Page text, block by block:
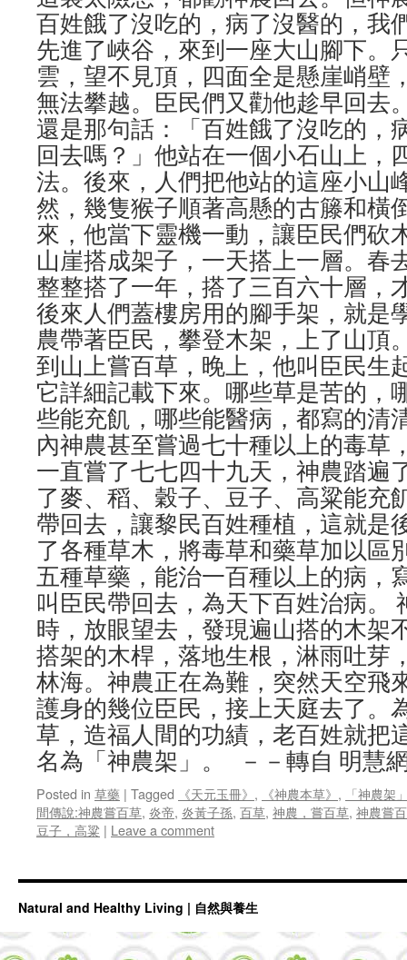
百姓餓了沒吃的，病了沒醫的，我
先進了峽谷，來到一座大山腳下。
雲，望不見頂，四面全是懸崖峭壁
無法攀越。臣民們又勸他趁早回去
還是那句話：「百姓餓了沒吃的，
回去嗎？」他站在一個小石山上，
法。後來，人們把他站的這座小山
然，幾隻猴子順著高懸的古籐和橫
來，他當下靈機一動，讓臣民們砍
山崖搭成架子，一天搭上一層。春
整整搭了一年，搭了三百六十層，
後來人們蓋樓房用的腳手架，就是
農帶著臣民，攀登木架，上了山頂
到山上嘗百草，晚上，他叫臣民生
它詳細記載下來。哪些草是苦的，
些能充飢，哪些能醫病，都寫的清
內神農甚至嘗過七十種以上的毒草
一直嘗了七七四十九天，神農踏遍
了麥、稻、穀子、豆子、高粱能充
帶回去，讓黎民百姓種植，這就是
了各種草木，將毒草和藥草加以區
五種草藥，能治一百種以上的病，
叫臣民帶回去，為天下百姓治病。
時，放眼望去，發現遍山搭的木架
搭架的木桿，落地生根，淋雨吐芽
林海。神農正在為難，突然天空飛
護身的幾位臣民，接上天庭去了。
草，造福人間的功績，老百姓就把
名為「神農架」。 －－轉自 明慧
Posted in 草藥 | Tagged 《天元玉冊》 , 《神農本草》 ,
「神農架
間傳說:神農嘗百草, 炎帝, 炎黃子孫, 百草, 神農，嘗百草, 神農嘗
豆子，高粱 | Leave a comment
Natural and Healthy Living | 自然與養生